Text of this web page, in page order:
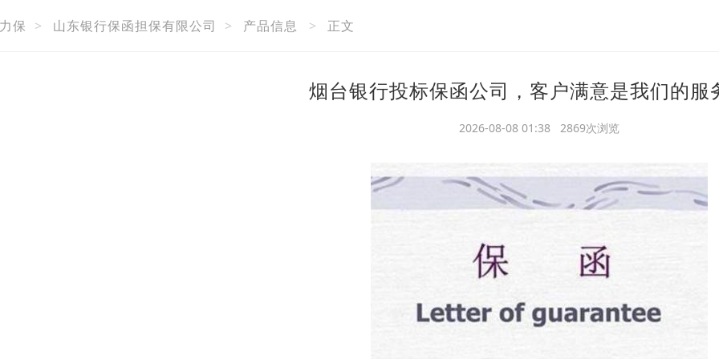
保 > 山东银行保函担保有限公司 > 产品信息 > 正文
烟台银行投标保函公司，客户满意是我们的服
2026-08-08 01:38 2869次浏览